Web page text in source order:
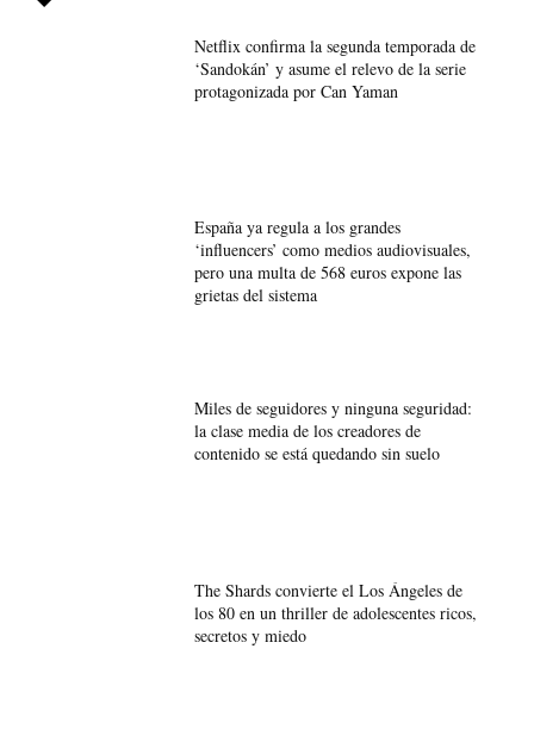
Netflix confirma la segunda temporada de
‘Sandokán’ y asume el relevo de la serie
protagonizada por Can Yaman
España ya regula a los grandes
‘influencers’ como medios audiovisuales,
pero una multa de 568 euros expone las
grietas del sistema
Miles de seguidores y ninguna seguridad:
la clase media de los creadores de
contenido se está quedando sin suelo
The Shards convierte el Los Ángeles de
los 80 en un thriller de adolescentes ricos,
secretos y miedo